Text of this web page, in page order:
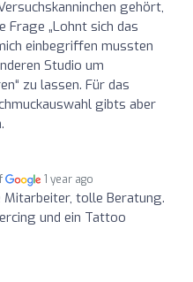
gehört,
Frage „Lohnt sich das
einbegriffen mussten
Studio um
zu lassen. Für das
gibts aber
1 year ago
Mitarbeiter, tolle Beratung.
und ein Tattoo